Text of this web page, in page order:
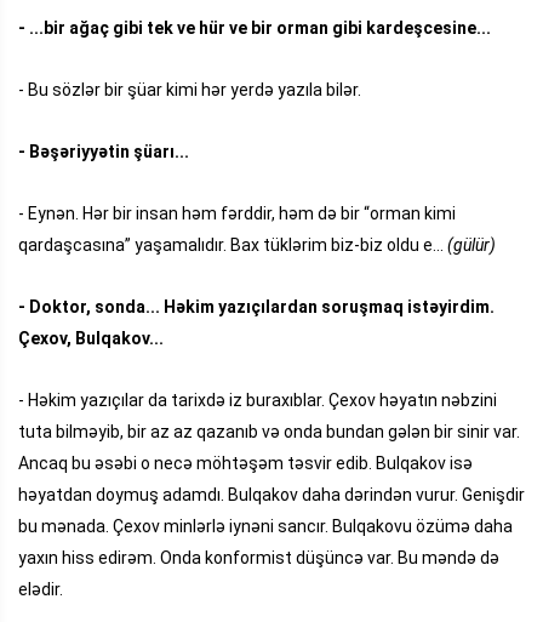
- ...bir ağaç gibi tek ve hür ve bir orman gibi kardeşcesine...
- Bu sözlər bir şüar kimi hər yerdə yazıla bilər.
- Bəşəriyyətin şüarı...
- Eynən. Hər bir insan həm fərddir, həm də bir “orman kimi
qardaşcasına” yaşamalıdır. Bax tüklərim biz-biz oldu e... (gülür)
- Doktor, sonda... Həkim yazıçılardan soruşmaq istəyirdim.
Çexov, Bulqakov...
- Həkim yazıçılar da tarixdə iz buraxıblar. Çexov həyatın nəbzini
tuta bilməyib, bir az az qazanıb və onda bundan gələn bir sinir var.
Ancaq bu əsəbi o necə möhtəşəm təsvir edib. Bulqakov isə
həyatdan doymuş adamdı. Bulqakov daha dərindən vurur. Genişdir
bu mənada. Çexov minlərlə iynəni sancır. Bulqakovu özümə daha
yaxın hiss edirəm. Onda konformist düşüncə var. Bu məndə də
elədir.